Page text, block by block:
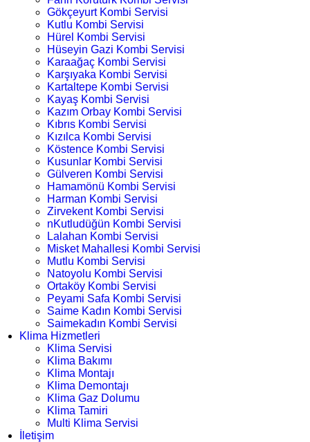
Gökçeyurt Kombi Servisi
Kutlu Kombi Servisi
Hürel Kombi Servisi
Hüseyin Gazi Kombi Servisi
Karaağaç Kombi Servisi
Karşıyaka Kombi Servisi
Kartaltepe Kombi Servisi
Kayaş Kombi Servisi
Kazım Orbay Kombi Servisi
Kıbrıs Kombi Servisi
Kızılca Kombi Servisi
Köstence Kombi Servisi
Kusunlar Kombi Servisi
Gülveren Kombi Servisi
Hamamönü Kombi Servisi
Harman Kombi Servisi
Zirvekent Kombi Servisi
nKutludüğün Kombi Servisi
Lalahan Kombi Servisi
Misket Mahallesi Kombi Servisi
Mutlu Kombi Servisi
Natoyolu Kombi Servisi
Ortaköy Kombi Servisi
Peyami Safa Kombi Servisi
Saime Kadın Kombi Servisi
Saimekadın Kombi Servisi
Klima Hizmetleri
Klima Servisi
Klima Bakımı
Klima Montajı
Klima Demontajı
Klima Gaz Dolumu
Klima Tamiri
Multi Klima Servisi
İletişim